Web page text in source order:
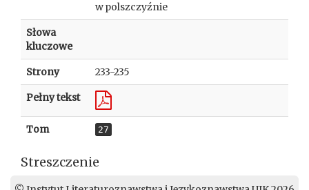
w polszczyźnie
Słowa
kluczowe
Strony 233-235
Pełny tekst
Tom 27
Streszczenie